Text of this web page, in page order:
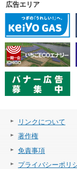
広告エリア
リンクについて
著作権
免責事項
プライバシーポリ